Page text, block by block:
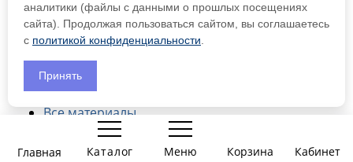
Главная Каталог Меню Корзина Корзина
Самозанятая Кононенко А.С.
ИНН 519055406091
Материалы
Все материалы
Презентации
Игры-презентации
аналитики (файлы с данными о прошлых посещениях
сайта). Продолжая пользоваться сайтом, вы соглашаетесь
с политикой конфиденциальности
Принять